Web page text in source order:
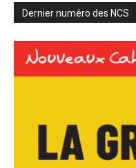
Dernier numéro des NCS